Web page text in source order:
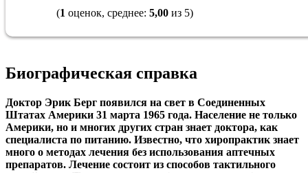
(1 оценок, среднее: 5,00 из 5)
Биографическая справка
Доктор Эрик Берг появился на свет в Соединенных
Штатах Америки 31 марта 1965 года. Население не только
Америки, но и многих других стран знает доктора, как
специалиста по питанию. Известно, что хиропрактик знает
много о методах лечения без использования аптечных
препаратов. Лечение состоит из способов тактильного